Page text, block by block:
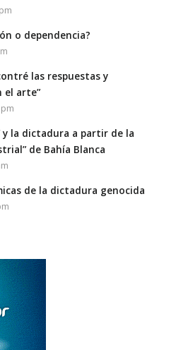
o dependencia?
las respuestas y
el arte”
y la dictadura a partir de la
de Bahía Blanca
de la dictadura genocida